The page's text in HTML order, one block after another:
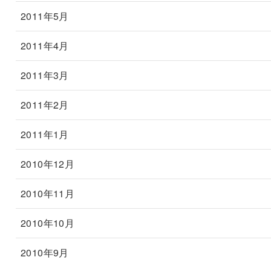
2011年5月
2011年4月
2011年3月
2011年2月
2011年1月
2010年12月
2010年11月
2010年10月
2010年9月